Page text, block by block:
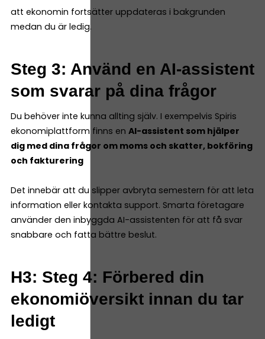
att ekonomin fortsätter uppdateras i bakgrunden
medan du är ledig.
Steg 3: Använd en AI-assistent
som svarar på dina frågor
Du behöver inte kunna allting själv. I exempelvis Spiris
ekonomiplattform finns en AI-assistent som hjälper
dig med dina frågor om moms och skatter, bokföring
och fakturering
Det innebär att du slipper avbryta semestern för att leta
information eller kontakta support. Smarta företagare
använder den inbyggda AI-assistenten för att få svar
snabbare och fatta bättre beslut.
H3: Steg 4: Förbered din
ekonomiöversikt innan du tar
ledigt